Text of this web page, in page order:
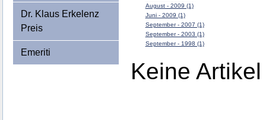
Dr. Klaus Erkelenz
Preis
Emeriti
August - 2009 (1)
Juni - 2009 (1)
September - 2007 (1)
September - 2003 (1)
September - 1998 (1)
Keine